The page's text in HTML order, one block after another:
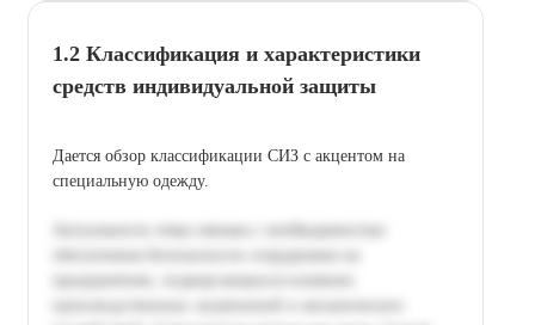
1.2 Классификация и характеристики
средств индивидуальной защиты
Дается обзор классификации СИЗ с акцентом на
специальную одежду.